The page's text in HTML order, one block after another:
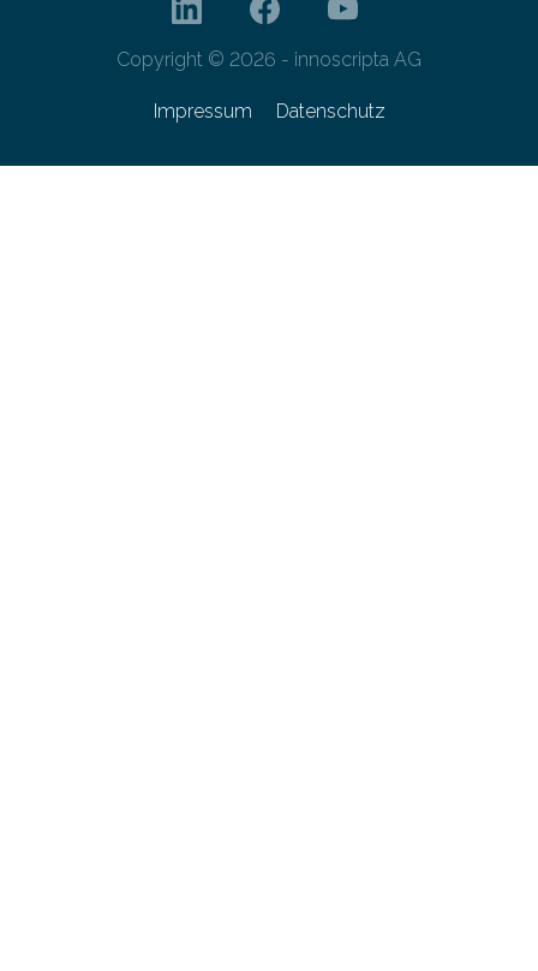
Copyright © 2026 - innoscripta AG
Impressum Datenschutz